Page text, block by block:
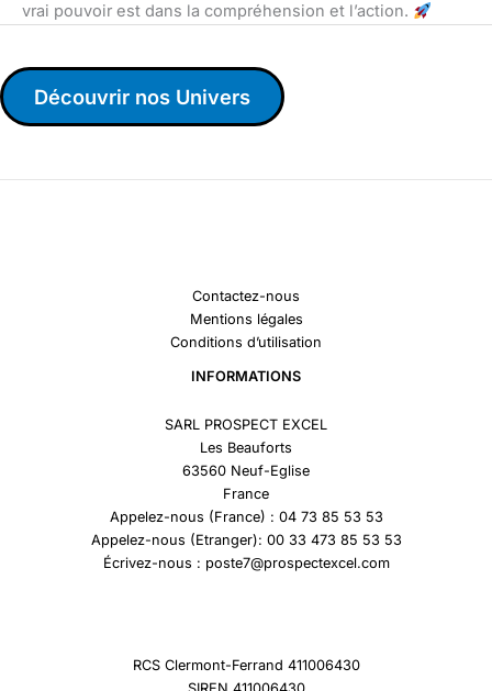
vrai pouvoir est dans la compréhension et l’action.
Découvrir nos Univers
Contactez-nous
Mentions légales
Conditions d’utilisation
INFORMATIONS
SARL PROSPECT EXCEL
Les Beauforts
63560 Neuf-Eglise
France
Appelez-nous (France) : 04 73 85 53 53
Appelez-nous (Etranger): 00 33 473 85 53 53
Écrivez-nous : poste7@prospectexcel.com
RCS Clermont-Ferrand 411006430